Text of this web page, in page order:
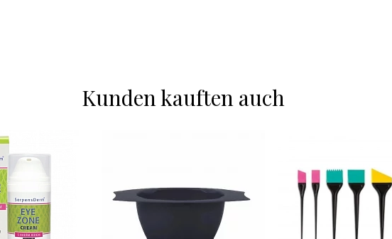
Kunden kauften auch